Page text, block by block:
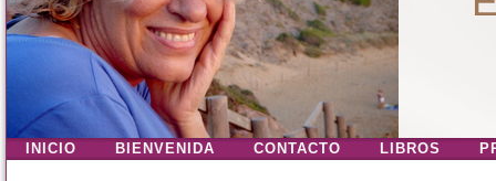
INICIO BIENVENIDA CONTACTO LIBROS